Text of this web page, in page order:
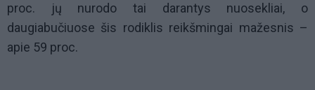
proc. jų nurodo tai darantys nuosekliai, o
daugiabučiuose šis rodiklis reikšmingai mažesnis –
apie 59 proc.